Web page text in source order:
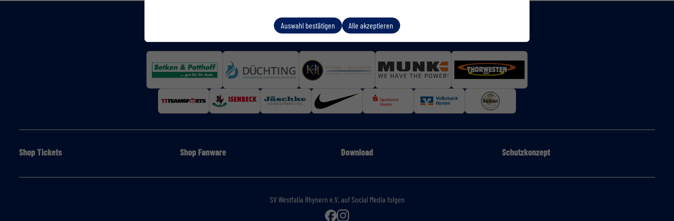
Auswahl bestätigen Alle akzeptieren
Shop Tickets Shop Fanware Download Schutzkonzept
SV Westfalia Rhynern e.V. auf Social Media folgen